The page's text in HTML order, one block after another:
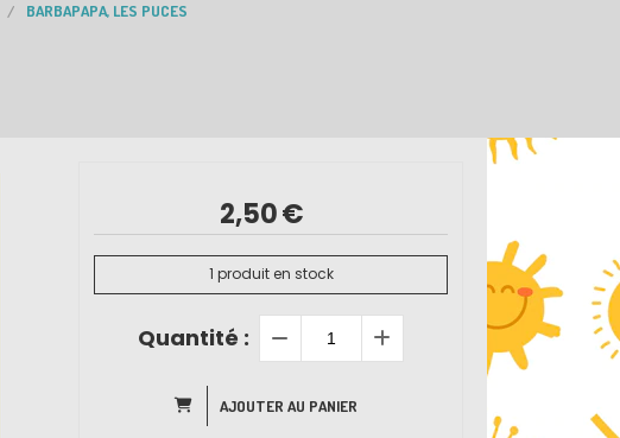
BARBAPAPA, LES PUCES
2,50€
1 produit en stock
Quantité :
AJOUTER AU PANIER